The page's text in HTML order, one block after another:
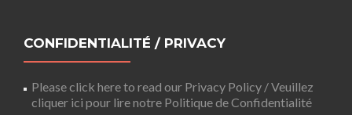
CONFIDENTIALITÉ / PRIVACY
Please click here to read our Privacy Policy / Veuillez
cliquer ici pour lire notre Politique de Confidentialité